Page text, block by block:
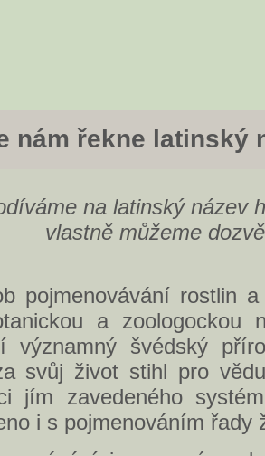
nám řekne latinský
na latinský název
vlastně můžeme
pojmenovávání rostlin
a zoologockou
významný švédský
svůj život stihl pro
jím zavedeného
i s pojmenováním řady